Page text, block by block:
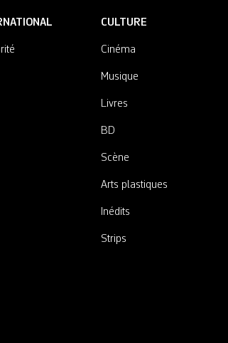
CULTURE
Cinéma
Musique
Livres
BD
Scène
Arts plastiques
Inédits
Strips